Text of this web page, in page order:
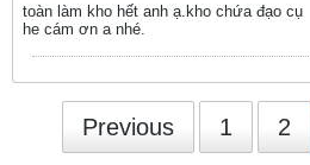
toàn làm kho hết anh ạ.kho chứa đạo cụ
he cám ơn a nhé.
Previous 1 2